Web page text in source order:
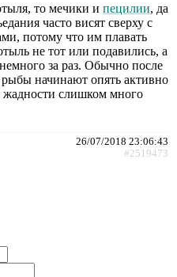
то мечики и пецилии, да
часто висят сверху с
потому что им плавать
не тот или подавились, а
за раз. Обычно после
начинают опять активно
жадности слишком много
26/07/2018 23:06:43
#2519473